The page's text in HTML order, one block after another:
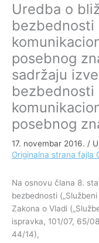
Uredba o
posebnog
sadržaju
posebnog
17. novembar 2016. /
Originalna strana fajla
Na osnovu člana 8.
bezbednosti
Zakona o Vladi
ispravka, 101/07, 65/
44/14),